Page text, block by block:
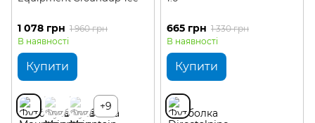
1 078 грн 1 960 грн
В наявності
Купити
+9
665 грн 1 330 грн
В наявності
Купити